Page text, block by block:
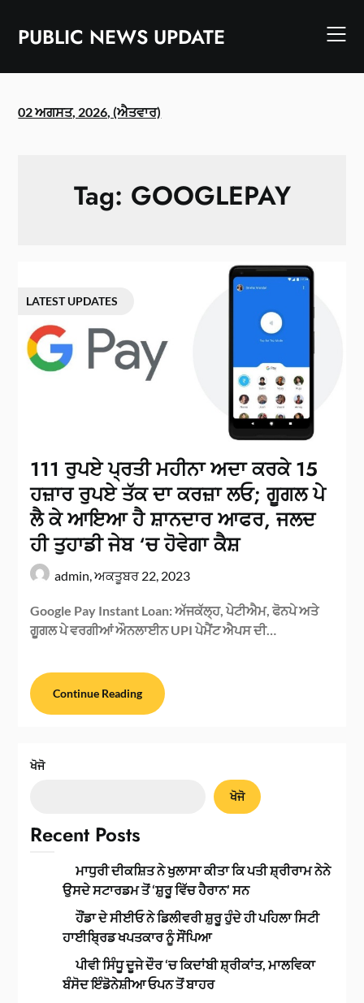
contentPUBLIC NEWS UPDATE
02 ਅਗਸਤ, 2026, (ਐਤਵਾਰ)
Tag: GOOGLEPAY
LATEST UPDATES
111 ਰੁਪਏ ਪ੍ਰਤੀ ਮਹੀਨਾ ਅਦਾ ਕਰਕੇ 15
ਹਜ਼ਾਰ ਰੁਪਏ ਤੱਕ ਦਾ ਕਰਜ਼ਾ ਲਓ; ਗੂਗਲ ਪੇ
ਲੈ ਕੇ ਆਇਆ ਹੈ ਸ਼ਾਨਦਾਰ ਆਫਰ, ਜਲਦ
ਹੀ ਤੁਹਾਡੀ ਜੇਬ ‘ਚ ਹੋਵੇਗਾ ਕੈਸ਼
admin,ਅਕਤੂਬਰ 22, 2023
Google Pay Instant Loan: ਅੱਜਕੱਲ੍ਹ, ਪੇਟੀਐਮ, ਫੋਨਪੇ ਅਤੇ
ਗੂਗਲ ਪੇ ਵਰਗੀਆਂ ਔਨਲਾਈਨ UPI ਪੇਮੈਂਟ ਐਪਸ ਦੀ…
Continue Reading
ਖੋਜੋ
ਖੋਜੋ
Recent Posts
ਮਾਧੁਰੀ ਦੀਕਸ਼ਿਤ ਨੇ ਖੁਲਾਸਾ ਕੀਤਾ ਕਿ ਪਤੀ ਸ਼੍ਰੀਰਾਮ ਨੇਨੇ
ਉਸਦੇ ਸਟਾਰਡਮ ਤੋਂ ‘ਸ਼ੁਰੂ ਵਿੱਚ ਹੈਰਾਨ’ ਸਨ
ਹੌਂਡਾ ਦੇ ਸੀਈਓ ਨੇ ਡਿਲੀਵਰੀ ਸ਼ੁਰੂ ਹੁੰਦੇ ਹੀ ਪਹਿਲਾ ਸਿਟੀ
ਹਾਈਬ੍ਰਿਡ ਖਪਤਕਾਰ ਨੂੰ ਸੌਂਪਿਆ
ਪੀਵੀ ਸਿੰਧੂ ਦੂਜੇ ਦੌਰ ‘ਚ ਕਿਦਾਂਬੀ ਸ਼੍ਰੀਕਾਂਤ, ਮਾਲਵਿਕਾ
ਬੰਸੋਦ ਇੰਡੋਨੇਸ਼ੀਆ ਓਪਨ ਤੋਂ ਬਾਹਰ